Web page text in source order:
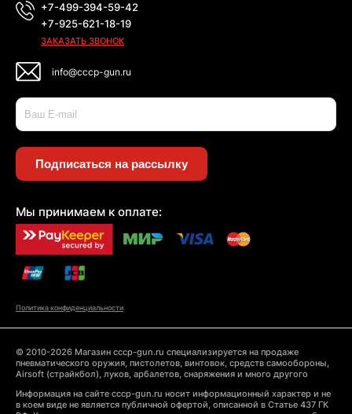
+7-499-394-59-42
+7-925-621-18-19
ЗАКАЗАТЬ ЗВОНОК
info@cccp-gun.ru
Подписаться на рассылку
Мы принимаем к оплате:
Политика конфиденциальности
© 2010-2026 Магазин cccp-gun.ru специализируется на продаже
пневматического оружия, пистолетов, винтовок, средств самообороны,
Airsoft (страйкбол), луков, арбалетов, снаряжения и много другого
Информация на сайте cccp-gun.ru носит информационный характер и не
в коем виде не является публичной офертой, описанной в Статье 437 ГК